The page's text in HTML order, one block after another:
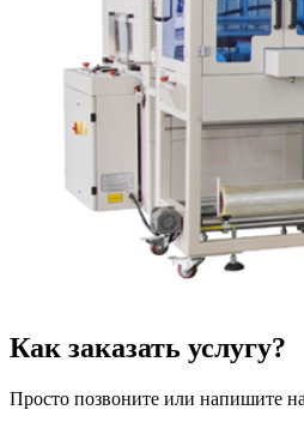
Как заказать услугу?
Просто позвоните или напишите